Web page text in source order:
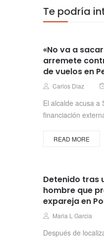
Te podría
«No va a
arremete
de vuelos en
Author
Carlos Diaz
El alcalde acusa a
financiación
READ MORE
Detenido tras
hombre que
expareja en
Author
Maria L Garcia
Después de